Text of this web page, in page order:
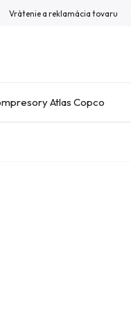
Vrátenie a reklamácia tovaru
Atlas Copco